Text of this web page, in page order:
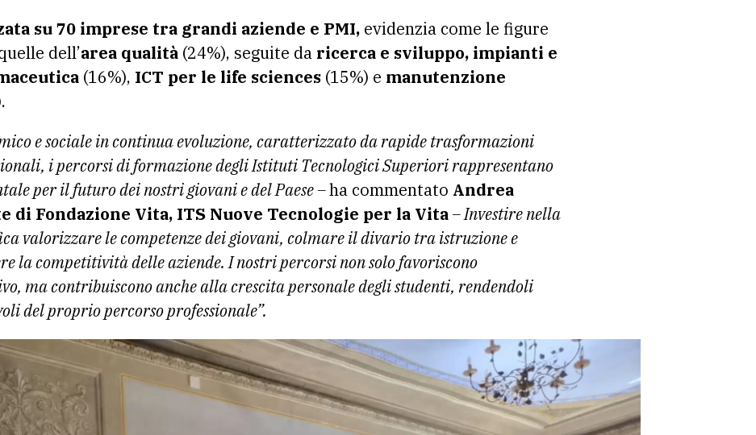
su 70 imprese tra grandi aziende e PMI, evidenzia come le figure
dell’area qualità (24%), seguite da ricerca e sviluppo, impianti e
(16%), ICT per le life sciences (15%) e manutenzione
e sociale in continua evoluzione, caratterizzato da rapide trasformazioni
i percorsi di formazione degli Istituti Tecnologici Superiori rappresentano
per il futuro dei nostri giovani e del Paese –ha commentato Andrea
di Fondazione Vita, ITS Nuove Tecnologie per la Vita– Investire nella
valorizzare le competenze dei giovani, colmare il divario tra istruzione e
la competitività delle aziende. I nostri percorsi non solo favoriscono
ma contribuiscono anche alla crescita personale degli studenti, rendendoli
del proprio percorso professionale”.